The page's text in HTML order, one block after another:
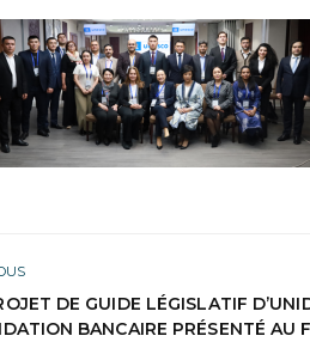
DE GUIDE LÉGISLATIF
BANCAIRE PRÉSENTÉ AU